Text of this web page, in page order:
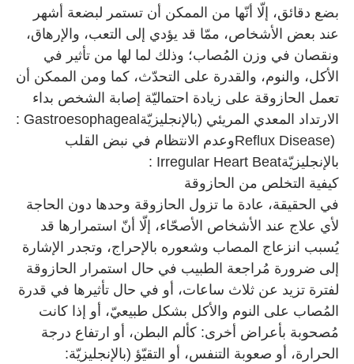
بضع دقائق، إلّا أنّها من الممكن أن تستمر لبضعة أشهر
عند بعض الأشخاص، ممّا قد يؤدي إلى التعب، والإرهاق،
ونقصان في وزن المُصاب؛ وذلك لما لها من تأثير في
الأكل، والنوم، والقدرة على التحدّث، كما ومن الممكن أن
تعمل الحازوقة على زيادة احتماليّة إصابة الشخص بداء
الارتداد المعدي المريئي (بالإنجليزيّة : Gastroesophageal
Reflux Disease)وعدم الانتظام في نبض القلب
بالإنجليزيّة: Irregular Heart Beat
كيفية التخلص من الحازوقة
في الحقيقة، عادة ما تزول الحازوقة وحدها دون الحاجة
لأي علاج عند الأشخاص الأصحّاء، إلّا أنّ استمرارها قد
يُسبب انزعاج المصاب وشعوره بالإحراج، وتجدر الإشارة
إلى ضرورة مُراجعة الطبيب في حال استمرار الحازوقة
لفترة تزيد عن ثلاث ساعات، أو في حال تأثيرها في قدرة
المُصاب على النوم والأكل بشكل طبيعيّ، أو إذا كانت
مُصحوبة بأعراض أخرى: كألم البطن، أو ارتفاع درجة
الحرارة، أو صعوبة التنفس، أو التقيّؤ (بالإنجليزيّة: